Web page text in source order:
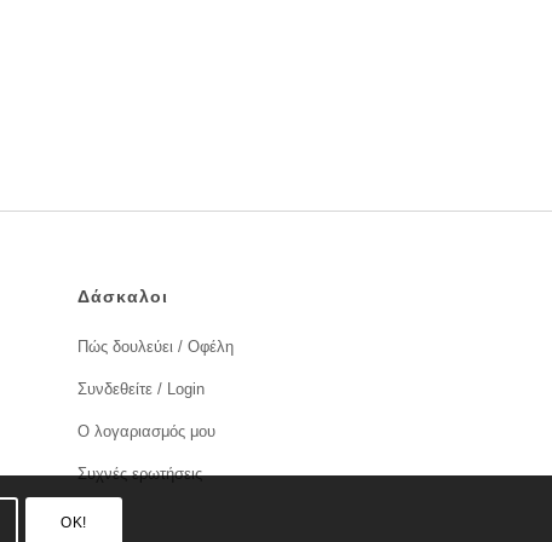
Δάσκαλοι
Πώς δουλεύει / Οφέλη
Συνδεθείτε / Login
Ο λογαριασμός μου
Συχνές ερωτήσεις
OK!